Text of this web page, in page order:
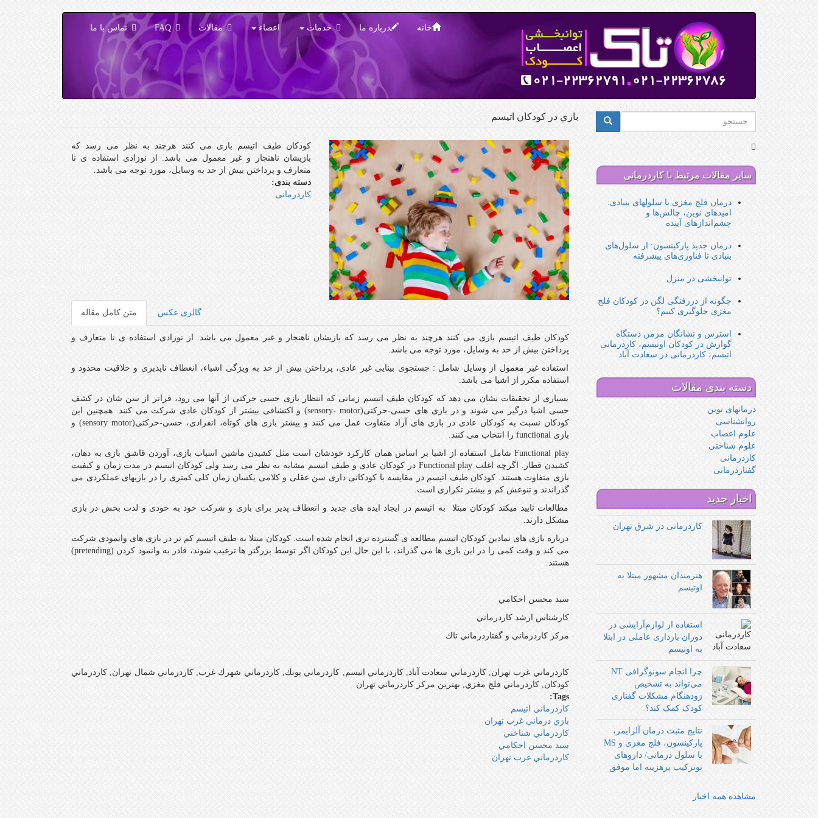
تماس با ما FAQ مقالات اعضاء خدمات درباره ما خانه
بازي در كودكان اتيسم
کودکان طيف اتيسم بازی می کنند هرچند به نظر می رسد که
بازیشان ناهنجار و غير معمول می باشد. از نوزادی استفاده ی نا
متعارف و پرداختن بیش از حد به وسایل، مورد توجه می باشد.
دسته بندی:
کاردرمانی
متن کامل مقاله گالری عکس
کودکان طيف اتيسم بازی می کنند هرچند به نظر می رسد که بازیشان ناهنجار و غير معمول می باشد. از نوزادی استفاده ی نا متعارف و
پرداختن بیش از حد به وسایل، مورد توجه می باشد.
استفاده غیر معمول از وسایل شامل : جستجوی بینایی غیر عادی، پرداختن بیش از حد به ویژگی اشیاء، انعطاف ناپذیری و خلاقیت محدود و
استفاده مکرر از اشیا می باشد.
بسیاری از تحقیقات نشان می دهد که کودکان طيف اتيسم زمانی که انتظار بازی حسی حرکتی از آنها می رود، فراتر از سن شان در کشف
حسی اشیا درگیر می شوند و در بازی های حسی-حرکتی(sensory- motor) و اکتشافی بیشتر از کودکان عادی شرکت می کنند. همچنین این
کودکان نسبت به کودکان عادی در بازی های آزاد متفاوت عمل می کنند و بیشتر بازی های کوتاه، انفرادی، حسی-حرکتی(sensory motor) و
بازی functional را انتخاب می کنند.
Functional play شامل استفاده از اشیا بر اساس همان کارکرد خودشان است مثل کشیدن ماشین اسباب بازی، آوردن قاشق بازی به دهان،
کشیدن قطار. اگرچه اغلب Functional play در کودکان عادی و طيف اتيسم مشابه به نظر می رسد ولی کودکان اتيسم در مدت زمان و کیفیت
بازی متفاوت هستند. کودکان طيف اتيسم در مقايسه با کودکانی داری سن عقلی و کلامی یکسان زمان کلی کمتری را در بازیهای عملکردی می
گذراندند و تنوعش کم و بیشتر تکراری است.
مطالعات تایید میکند کودکان مبتلا به اتيسم در ایجاد ایده های جدید و انعطاف پذیر برای بازی و شرکت خود به خودی و لذت بخش در بازی
مشکل دارند.
درباره بازی های نمادین کودکان اتيسم مطالعه ی گسترده تری انجام شده است. کودکان مبتلا به طيف اتيسم کم تر در بازی های وانمودی شرکت
می کند و وقت کمی را در این بازی ها می گذراند، با این حال این کودکان اگر توسط بزرگتر ها ترغیب شوند، قادر به وانمود کردن (pretending)
هستند.
سيد محسن احكامي
كارشناس ارشد كاردرماني
مركز كاردرماني و گفتاردرماني تاك
كاردرماني غرب تهران, كاردرماني سعادت آباد, كاردرماني اتيسم, كاردرماني پونك, كاردرماني شهرك غرب, كاردرماني شمال تهران, كاردرماني
كودكان, كاردرماني فلج مغزي, بهترين مركز كاردرماني تهران
Tags:
كاردرماني اتيسم
بازي درماني غرب تهران
كاردرماني شناختي
سيد محسن احكامي
كاردرماني غرب تهران
جستجو
سایر مقالات مرتبط با کاردرمانی
درمان فلج مغزی با سلولهای بنیادی:
امیدهای نوین، چالش‌ها و
چشم‌اندازهای آینده
درمان جدید پارکینسون: از سلول‌های
بنیادی تا فناوری‌های پیشرفته
توانبخشی در منزل
چگونه از دررفتگی لگن در کودکان فلج
مغزی جلوگیری کنیم؟
استرس و نشانگان مزمن دستگاه
گوارش در کودکان اوتیسم، کاردرمانی
اتیسم، کاردرمانی در سعادت آباد
دسته بندی مقالات
درمانهای نوین
روانشناسی
علوم اعصاب
علوم شناختی
کاردرمانی
گفتاردرمانی
اخبار جدید
کاردرمانی در شرق تهران
هنرمندان مشهور مبتلا به
اوتیسم
استفاده از لوازم‌آرایشی در
دوران بارداری عاملی در ابتلا
به اوتیسم
چرا انجام سونوگرافی NT
می‌تواند به تشخیص
زودهنگام مشکلات گفتاری
کودک کمک کند؟
نتایج مثبت درمان آلزایمر،
پارکینسون، فلج مغزی و MS
با سلول درمانی/ داروهای
نوترکیب پرهزینه اما موفق‌‌
مشاهده همه اخبار